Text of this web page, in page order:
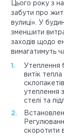
Цього року з
забути про
вулиці». У
зменшити
заходів щодо
вимагатимуть
Утеплення
витік
утеплення
стелі та
скоротити